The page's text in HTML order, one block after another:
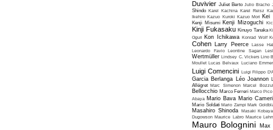
Duvivier Juliet Berto Julio Bracho
Shindo Karel Kachina Karel Reisz
Ikehiro Kazuo Kuroki Kazuo Mori Kei
Kenji Misumi Kenji Mizoguchi
Kinji Fukasaku Kinuyo Tanaka
Oguri Kon Ichikawa Konrad Wolf
Cohen Larry Peerce
Lasse
Leonardo Favio
Leontine Sagan
Wertmüller Lindsey C. Vickers Lino
Moullet Lucas Belvaux Luciano Emmer
Luigi Comencini Luigi Filippo
Garcia Berlanga Léo Joannon
Allégret Marc Simenon Marcel
Bellocchio Marco Ferreri Marco Pico
Abaya Mario Bava Mario
Mario Soldati Mario Zampi Mark
Masahiro Shinoda Masaki
Dugowson Maurice Labro Maurice
Mauro Bolognini Max